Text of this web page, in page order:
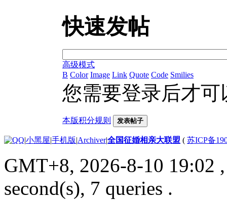
快速发帖
高级模式
B Color Image Link Quote Code Smilies
您需要登录后才
本版积分规则 发表帖子
|小黑屋|手机版|Archiver|全国征婚相亲大联盟 ( 苏ICP备
GMT+8, 2026-8-10 19:02
second(s), 7 queries .